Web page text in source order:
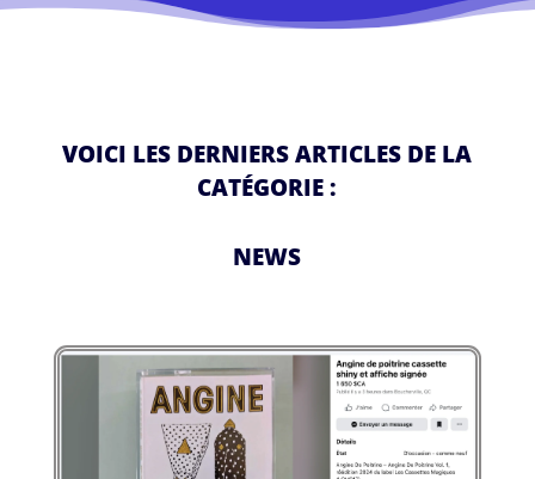
VOICI LES DERNIERS ARTICLES DE LA
CATÉGORIE :
NEWS